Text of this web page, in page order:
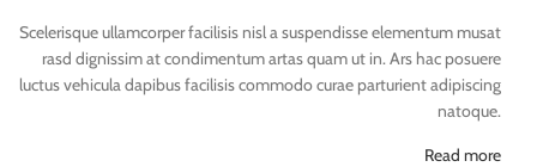
Scelerisque ullamcorper facilisis nisl a suspendisse elementum musat
rasd dignissim at condimentum artas quam ut in. Ars hac posuere
luctus vehicula dapibus facilisis commodo curae parturient adipiscing
natoque.
Read more